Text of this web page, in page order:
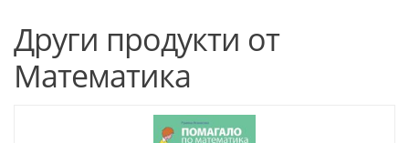
Други продукти от
Математика